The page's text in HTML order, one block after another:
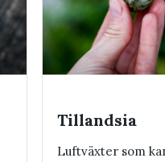
Tillandsia
Luftväxter som